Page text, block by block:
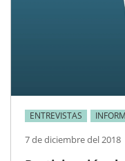
ENTREVISTAS
7 de diciembre del 2018